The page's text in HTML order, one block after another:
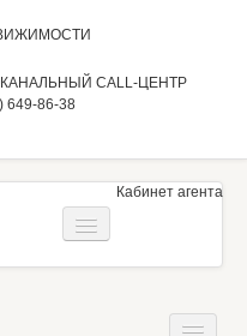
CALL-ЦЕНТР
649-86-38
Кабинет агента